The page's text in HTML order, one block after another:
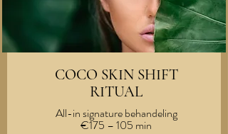
COCO SKIN SHIFT
RITUAL
All-in signature behandeling
€175 – 105 min